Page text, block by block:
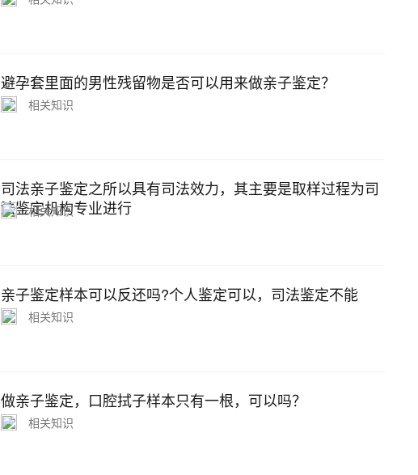
避孕套里面的男性残留物是否可以用来做亲子鉴定？
相关知识
司法亲子鉴定之所以具有司法效力，其主要是取样过程为司
法鉴定机构专业进行
相关知识
亲子鉴定样本可以反还吗?个人鉴定可以，司法鉴定不能
相关知识
做亲子鉴定，口腔拭子样本只有一根，可以吗？
相关知识